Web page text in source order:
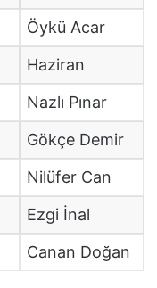
Öykü Acar
Haziran
Nazlı Pınar
Gökçe Demir
Nilüfer Can
Ezgi İnal
Canan Doğan